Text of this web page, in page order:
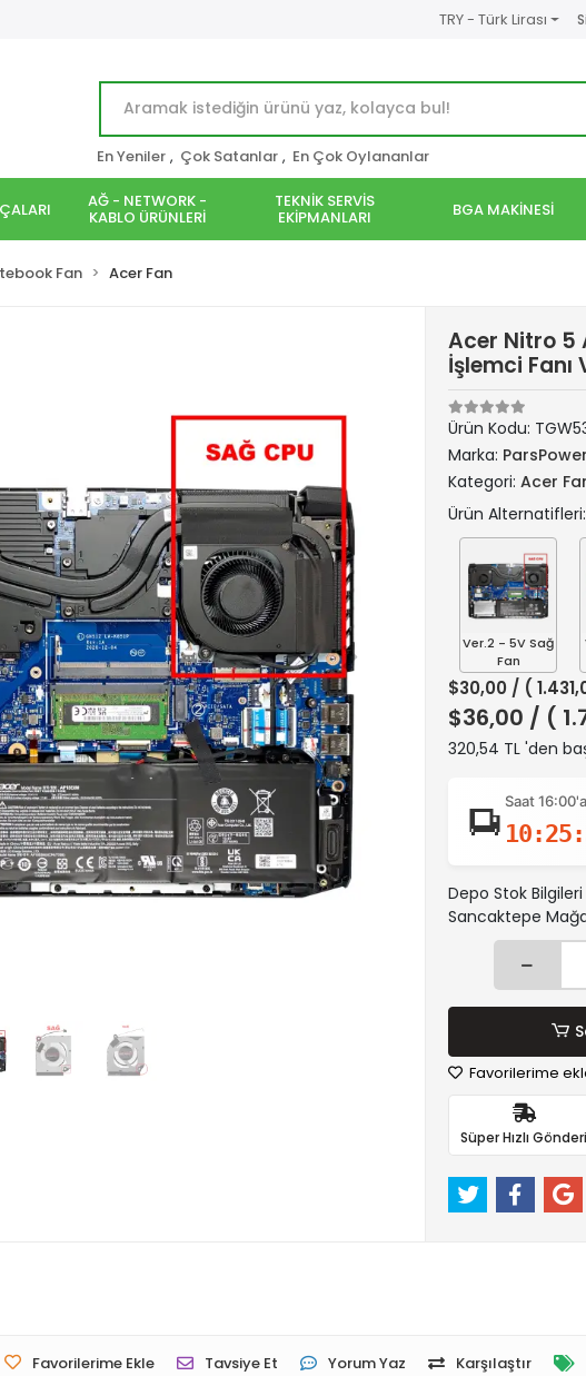
TRY - Türk Lirası
En Yeniler , Çok Satanlar , En Çok Oylananlar
AĞ - NETWORK -
KABLO ÜRÜNLERİ
TEKNİK SERVİS
EKİPMANLARI BGA MAKİNESİ
Fan Acer Fan
Acer Nitro 5
İşlemci Fanı
Ürün Kodu:
Marka: ParsPower
Kategori: Acer
Ürün
Ver.2 - 5V Sağ
Fan
$30,00 / (
$36,00 / (
320,54 TL 'den
Saat
Depo Stok Bilgileri
Sancaktepe
Favorilerime
Süper Hızlı Gönderi
Favorilerime Ekle Tavsiye Et Yorum Yaz Karşılaştır